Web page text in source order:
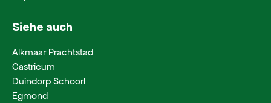
Siehe auch
Alkmaar Prachtstad
Castricum
Duindorp Schoorl
Egmond